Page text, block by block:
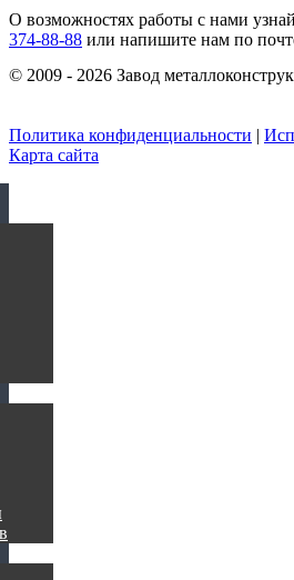
О возможностях работы с нами
374-88-88 или напишите нам по
© 2009 - 2026 Завод
Политика конфиденциальности |
Карта сайта